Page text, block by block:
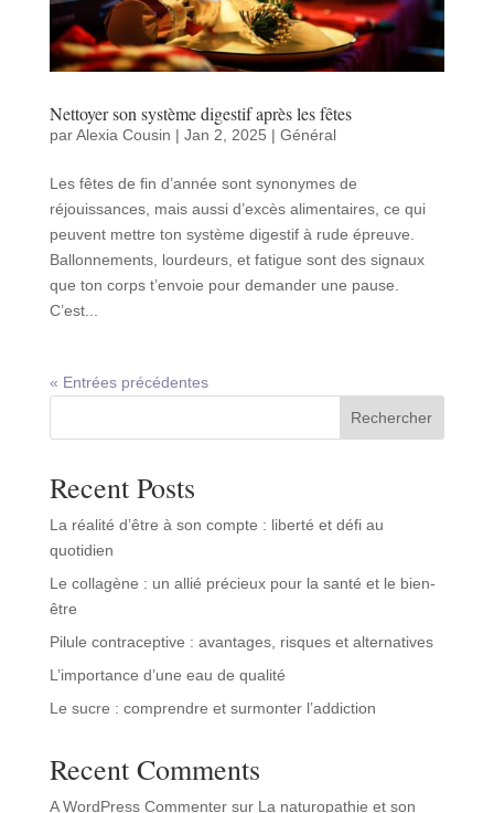
Nettoyer son système digestif après les fêtes
parAlexia Cousin | Jan 2, 2025 | Général
Les fêtes de fin d’année sont synonymes de
réjouissances, mais aussi d’excès alimentaires, ce qui
peuvent mettre ton système digestif à rude épreuve.
Ballonnements, lourdeurs, et fatigue sont des signaux
que ton corps t’envoie pour demander une pause.
C’est...
« Entrées précédentes
Rechercher
Recent Posts
La réalité d’être à son compte : liberté et défi au
quotidien
Le collagène : un allié précieux pour la santé et le bien-
être
Pilule contraceptive : avantages, risques et alternatives
L’importance d’une eau de qualité
Le sucre : comprendre et surmonter l’addiction
Recent Comments
A WordPress Commentersur La naturopathie et son